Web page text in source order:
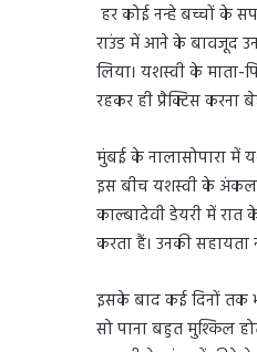
हर कोई नन्हे बच्चों के
राउंड में आने के बावजूद
लिया। यशस्वी के माता-
रहकर ही प्रैक्टिस
मुंबई के नालासोपारा में
इस बीच यशस्वी के अंकल
काल्बादेवी डेयरी में
करता हैं। उनकी
इसके बाद कई दिनों तक
सो पाना बहुत मुश्किल